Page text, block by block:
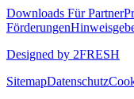
Downloads Für Partner
Förderungen
Designed by 2FRESH
SitemapDatenschutz